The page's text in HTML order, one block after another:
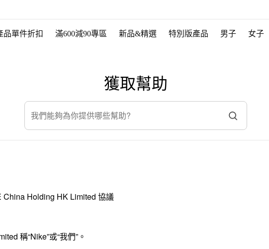
品單件折扣 滿600減90專區 新品&精選 特別版產品 男子 女子
獲取幫助
我們能夠為你提供哪些幫助?
China Holding HK Limited 協議
稱“Nike”或“我們”。